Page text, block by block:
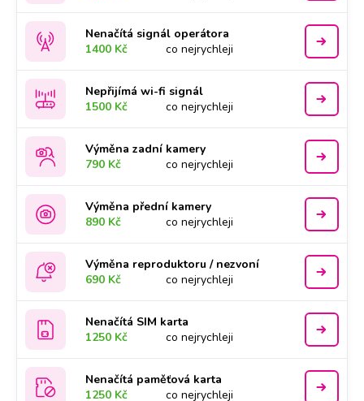
Nenačítá signál operátora
1400 Kč
co nejrychleji
Nepřijímá wi-fi signál
1500 Kč
co nejrychleji
Výměna zadní kamery
790 Kč
co nejrychleji
Výměna přední kamery
890 Kč
co nejrychleji
Výměna reproduktoru / nezvoní
690 Kč
co nejrychleji
Nenačítá SIM karta
1250 Kč
co nejrychleji
Nenačítá paměťová karta
1250 Kč
co nejrychleji